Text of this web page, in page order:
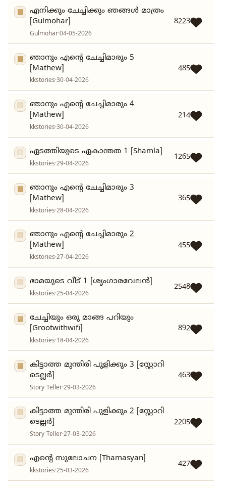
▤
എനിക്കും ചേച്ചിക്കും ഞങ്ങൾ മാത്രം
[Gulmohar]
Gulmohar·04-05-2026
8223
▤
ഞാനും എൻ്റെ ചേച്ചിമാരും 5
[Mathew]
kkstories·30-04-2026
485
▤
ഞാനും എൻ്റെ ചേച്ചിമാരും 4
[Mathew]
kkstories·30-04-2026
214
▤ ഏടത്തിയുടെ ഏകാന്തത 1 [Shamla]
kkstories·29-04-2026
1265
▤
ഞാനും എൻ്റെ ചേച്ചിമാരും 3
[Mathew]
kkstories·28-04-2026
365
▤
ഞാനും എൻ്റെ ചേച്ചിമാരും 2
[Mathew]
kkstories·27-04-2026
455
▤ ഭാമയുടെ വീട് 1 [ശൃംഗാരവേലൻ]
kkstories·25-04-2026
2548
▤
ചേച്ചിയും ഒരു മാങ്ങ പറിയും
[Grootwithwifi]
kkstories·18-04-2026
892
▤
കിട്ടാത്ത മുന്തിരി പുളിക്കും 3 [സ്റ്റോറി
ടെല്ലർ]
Story Teller·29-03-2026
463
▤
കിട്ടാത്ത മുന്തിരി പുളിക്കും 2 [സ്റ്റോറി
ടെല്ലർ]
Story Teller·27-03-2026
2205
▤ എന്റെ സുലോചന [Thamasyan]
kkstories·25-03-2026
427